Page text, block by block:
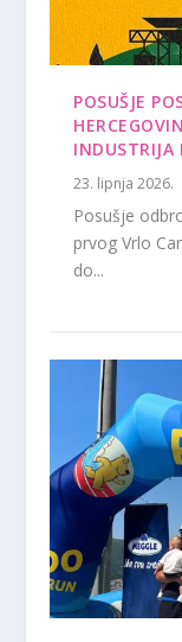
POSUŠJE
INDUSTRIJA
23. lipnja 2026.
Posušje
prvog Vrlo
do...